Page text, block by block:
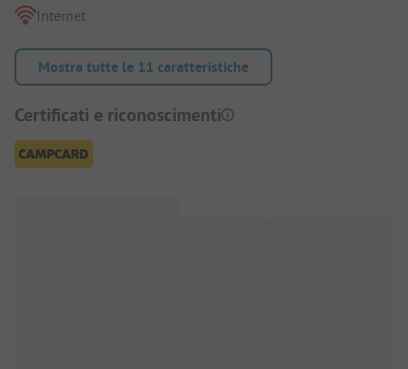
Internet
Mostra tutte le 11 caratteristiche
Certificati e riconoscimenti